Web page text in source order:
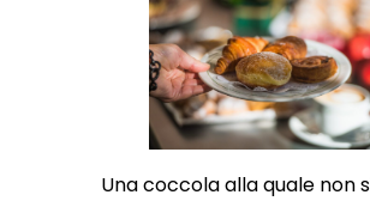
Una coccola alla quale non